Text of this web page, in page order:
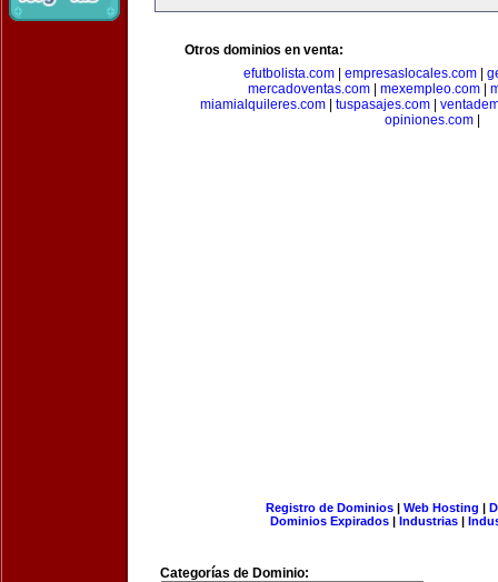
Otros dominios en venta:
efutbolista.com| empresaslocales.com|
mercadoventas.com
mexempleo.com
miamialquileres.com
tuspasajes.com
opiniones.com
Registro de Dominios| Web Hosting |
Dominios Expirados | Industrias |
Categorías de Dominio: